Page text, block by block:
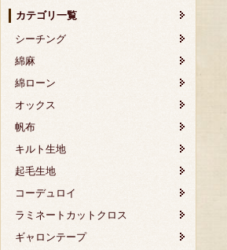
カテゴリ一覧
シーチング
綿麻
綿ローン
オックス
帆布
キルト生地
起毛生地
コーデュロイ
ラミネートカットクロス
ギャロンテープ